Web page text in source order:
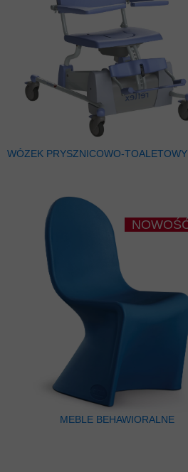
WÓZEK PRYSZNICOWO-
MEBLE BEHAWIORALNE